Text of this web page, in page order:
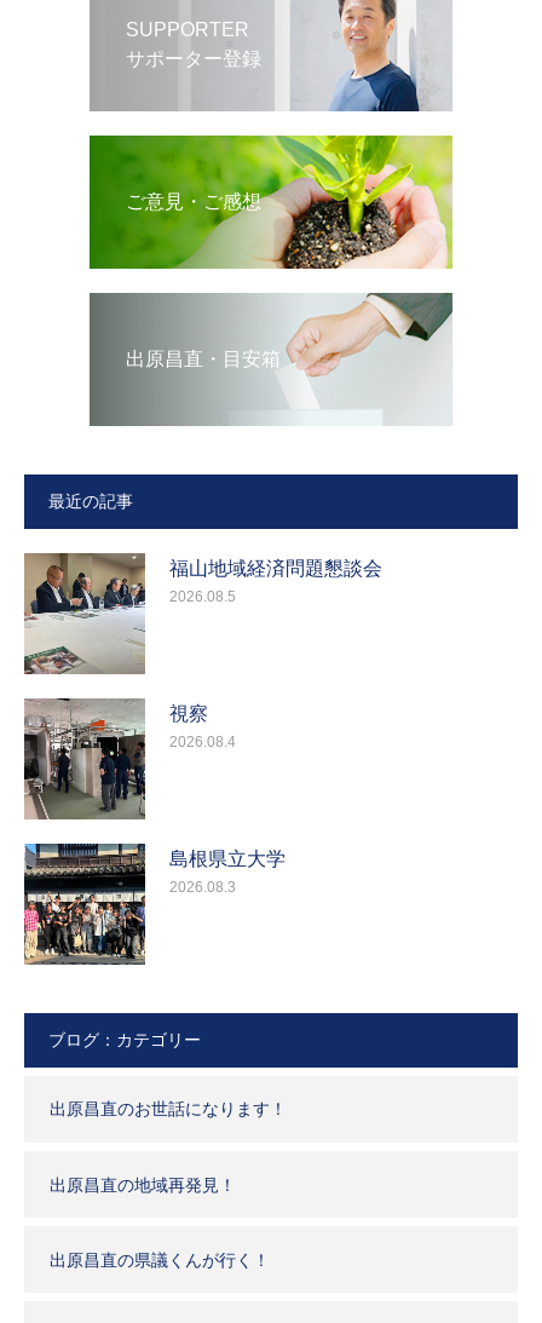
SUPPORTER
サポーター登録
ご意見・ご感想
出原昌直・目安箱
最近の記事
福山地域経済問題懇談会
2026.08.5
視察
2026.08.4
島根県立大学
2026.08.3
ブログ：カテゴリー
出原昌直のお世話になります！
出原昌直の地域再発見！
出原昌直の県議くんが行く！